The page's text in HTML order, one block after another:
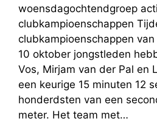
woensdagochtendgroep
clubkampioenschappen
clubkampioenschappen
10 oktober jongstleden
Vos, Mirjam van der Pal en
een keurige 15 minuten 12
honderdsten van een
meter. Het team met…